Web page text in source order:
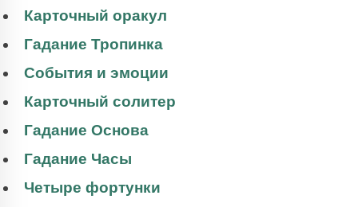
Карточный оракул
Гадание Тропинка
События и эмоции
Карточный солитер
Гадание Основа
Гадание Часы
Четыре фортунки